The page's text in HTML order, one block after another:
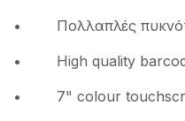
• Πολλαπλές
• High quality
• 7" colour